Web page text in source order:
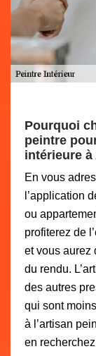
Pourquoi
peintre
intérieure à
En vous
l’application
ou
profiterez de
et vous aurez
du rendu.
des autres
qui sont
à l’artisan
en